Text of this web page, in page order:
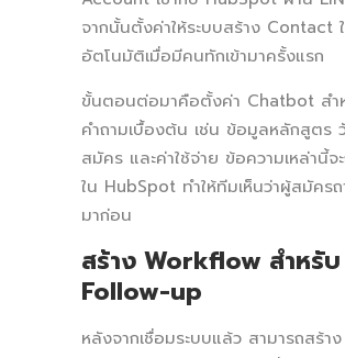
จากนั้นตั้งค่าให้ระบบสร้าง Contact
อัตโนมัติเมื่อมีคนทักเข้ามาครั้งแรก
ขั้นตอนต่อมาคือตั้งค่า Chatbot สำ
คำถามเบื้องต้น เช่น ข้อมูลหลักสูตร
สมัคร และค่าใช้จ่าย ข้อความเหล่านี้จ
ใน HubSpot ทำให้ทีมเห็นว่าผู้สมัครถ
มาก่อน
สร้าง Workflow สำหรับ
Follow-up
หลังจากเชื่อมระบบแล้ว สามารถสร้าง